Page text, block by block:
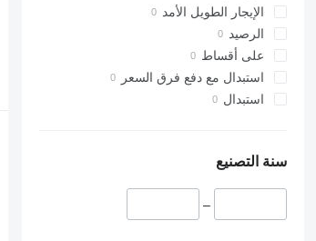
الإيجار الطويل الأمد
الرصيد
على أقساط
استبدال مع دفع فرق السعر
استبدال
سنة التصنيع
–